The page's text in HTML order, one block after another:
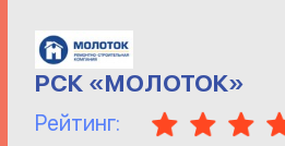
РСК «МОЛОТОК»
Рейтинг: